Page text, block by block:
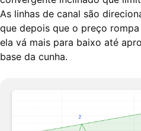
As linhas de canal são
que depois que o preço
ela vá mais para baixo até
base da cunha.